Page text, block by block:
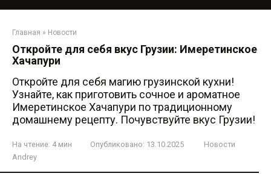
Главная » Новости
Откройте для себя вкус Грузии: Имеретинское
Хачапури
Откройте для себя магию грузинской кухни!
Узнайте, как приготовить сочное и ароматное
Имеретинское Хачапури по традиционному
домашнему рецепту. Почувствуйте вкус Грузии!
На чтение: 4 мин Опубликовано: 13.10.2025
Новости
Andrey